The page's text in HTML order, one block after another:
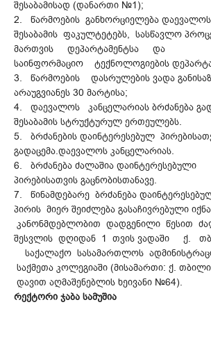
შესაბამისად (დანართი №1);
2. წარმოების განხორციელება დაევალოს
შესაბამის ფაკულტეტებს, სასწავლო
მართვის დეპარტამენტსა და
საინფორმაციო ტექნოლოგიების
3. წარმოების დასრულების ვადა
არაუგვიანეს 30 მარტისა;
4. დაევალოს კანცელარიას ბრძანება
შესაბამის სტრუქტურულ ერთეულებს.
5. ბრძანების დაინტერესებულ
გადაცემა.დაევალოს კანცელარიას.
6. ბრძანება ძალაშია დაინტერესებული
პირებისათვის გაცნობისთანავე.
7. წინამდებარე ბრძანება
პირის მიერ შეიძლება გასაჩივრებული
კანონმდებლობით დადგენილი წესით
შესვლის დღიდან 1 თვის ვადაში ქ.
საქალაქო სასამართლოს
საქმეთა კოლეგიაში (მისამართი: ქ.
დავით აღმაშენებლის ხეივანი №64).
რექტორი ჯაბა სამუშია